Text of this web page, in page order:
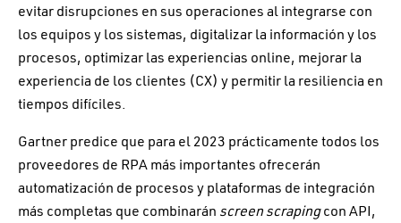
evitar disrupciones en sus operaciones al integrarse con
los equipos y los sistemas, digitalizar la información y los
procesos, optimizar las experiencias online, mejorar la
experiencia de los clientes (CX) y permitir la resiliencia en
tiempos difíciles.
Gartner predice que para el 2023 prácticamente todos los
proveedores de RPA más importantes ofrecerán
automatización de procesos y plataformas de integración
más completas que combinarán screen scrapingcon API,